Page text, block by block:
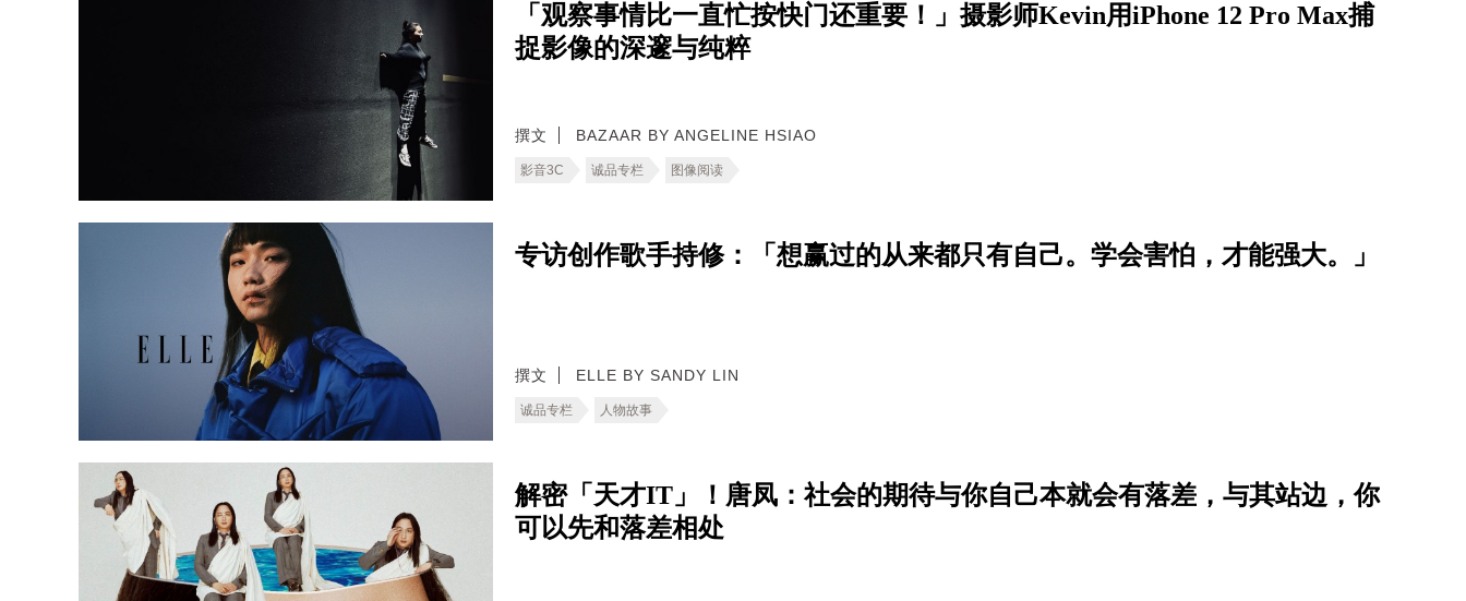
「观察事情比一直忙按快门还重要！」摄影师Kevin用iPhone 12 Pro Max捕
捉影像的深邃与纯粹
撰文 BAZAAR BY ANGELINE HSIAO
影音3C 诚品专栏 图像阅读
专访创作歌手持修：「想赢过的从来都只有自己。学会害怕，才能强大。」
撰文 ELLE BY SANDY LIN
诚品专栏 人物故事
解密「天才IT」！唐凤：社会的期待与你自己本就会有落差，与其站边，你
可以先和落差相处